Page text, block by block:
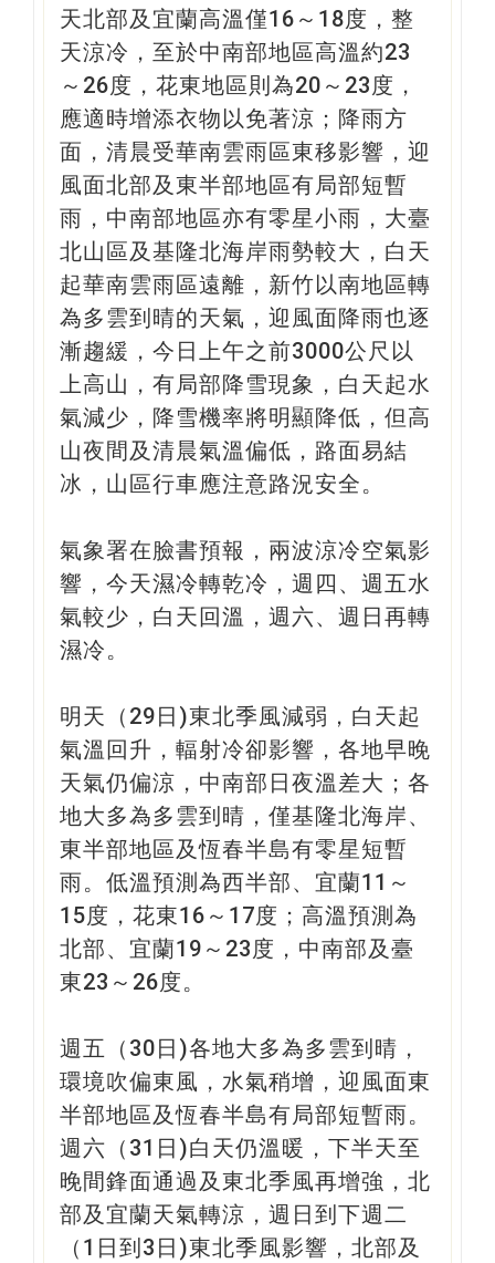
天北部及宜蘭高溫僅16～18度，整
天涼冷，至於中南部地區高溫約23
～26度，花東地區則為20～23度，
應適時增添衣物以免著涼；降雨方
面，清晨受華南雲雨區東移影響，迎
風面北部及東半部地區有局部短暫
雨，中南部地區亦有零星小雨，大臺
北山區及基隆北海岸雨勢較大，白天
起華南雲雨區遠離，新竹以南地區轉
為多雲到晴的天氣，迎風面降雨也逐
漸趨緩，今日上午之前3000公尺以
上高山，有局部降雪現象，白天起水
氣減少，降雪機率將明顯降低，但高
山夜間及清晨氣溫偏低，路面易結
冰，山區行車應注意路況安全。
氣象署在臉書預報，兩波涼冷空氣影
響，今天濕冷轉乾冷，週四、週五水
氣較少，白天回溫，週六、週日再轉
濕冷。
明天（29日)東北季風減弱，白天起
氣溫回升，輻射冷卻影響，各地早晚
天氣仍偏涼，中南部日夜溫差大；各
地大多為多雲到晴，僅基隆北海岸、
東半部地區及恆春半島有零星短暫
雨。低溫預測為西半部、宜蘭11～
15度，花東16～17度；高溫預測為
北部、宜蘭19～23度，中南部及臺
東23～26度。
週五（30日)各地大多為多雲到晴，
環境吹偏東風，水氣稍增，迎風面東
半部地區及恆春半島有局部短暫雨。
週六（31日)白天仍溫暖，下半天至
晚間鋒面通過及東北季風再增強，北
部及宜蘭天氣轉涼，週日到下週二
（1日到3日)東北季風影響，北部及